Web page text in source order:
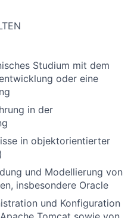
Studium mit dem
oder eine
in der
in objektorientierter
und Modellierung von
insbesondere Oracle
und Konfiguration